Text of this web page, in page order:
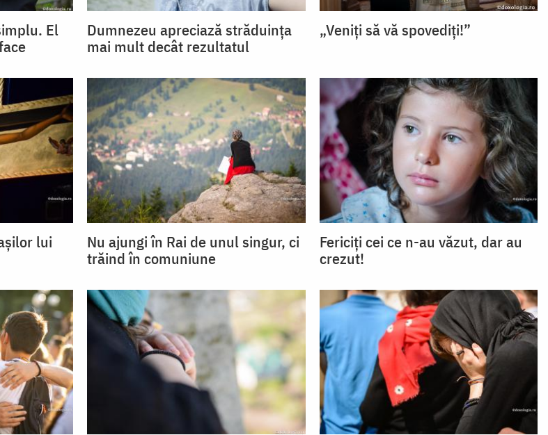
El
Dumnezeu apreciază străduința
mai mult decât rezultatul
„Veniți să vă spovediți!”
lui
Nu ajungi în Rai de unul singur, ci
trăind în comuniune
Fericiți cei ce n-au văzut, dar au
crezut!